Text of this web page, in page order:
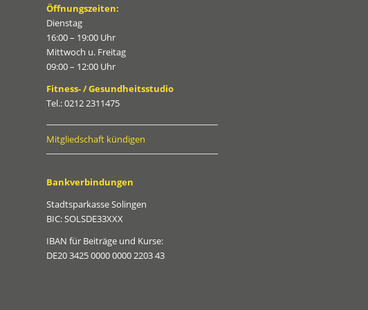
Öffnungszeiten:
Dienstag
16:00 – 19:00 Uhr
Mittwoch u. Freitag
09:00 – 12:00 Uhr
Fitness- / Gesundheitsstudio
Tel.: 0212 2311475
Mitgliedschaft kündigen
Bankverbindungen
Stadtsparkasse Solingen
BIC: SOLSDE33XXX
IBAN für Beiträge und Kurse:
DE20 3425 0000 0000 2203 43